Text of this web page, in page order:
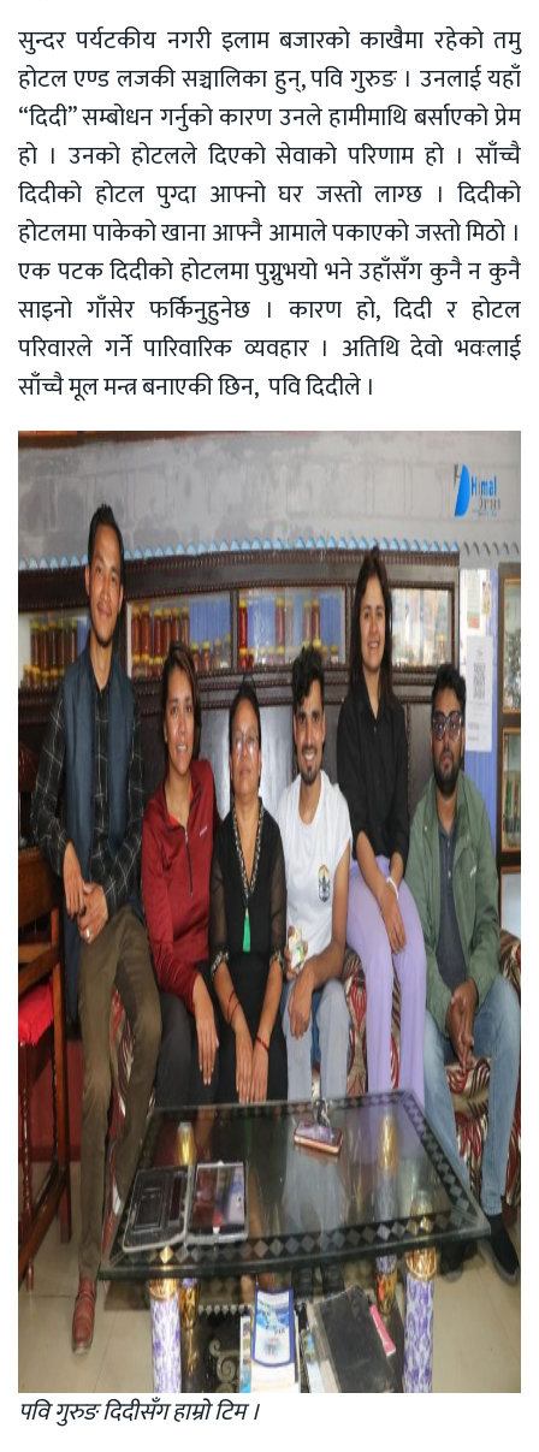
सुन्दर पर्यटकीय नगरी इलाम बजारको काखैमा रहेको तमु
होटल एण्ड लजकी सञ्चालिका हुन्, पवि गुरुङ । उनलाई यहाँ
“दिदी” सम्बोधन गर्नुको कारण उनले हामीमाथि बर्साएको प्रेम
हो । उनको होटलले दिएको सेवाको परिणाम हो । साँच्चै
दिदीको होटल पुग्दा आफ्नो घर जस्तो लाग्छ । दिदीको
होटलमा पाकेको खाना आफ्नै आमाले पकाएको जस्तो मिठो ।
एक पटक दिदीको होटलमा पुग्नुभयो भने उहाँसँग कुनै न कुनै
साइनो गाँसेर फर्किनुहुनेछ । कारण हो, दिदी र होटल
परिवारले गर्ने पारिवारिक व्यवहार । अतिथि देवो भवःलाई
साँच्चै मूल मन्त्र बनाएकी छिन, पवि दिदीले ।
पवि गुरुङ दिदीसँग हाम्राे टिम ।